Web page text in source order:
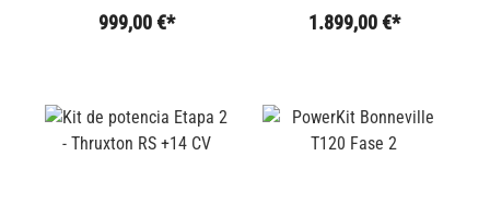
999,00 €* 1.899,00 €*